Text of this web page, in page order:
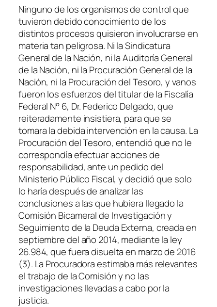
Ninguno de los organismos de control que
tuvieron debido conocimiento de los
distintos procesos quisieron involucrarse en
materia tan peligrosa. Ni la Sindicatura
General de la Nación, ni la Auditoría General
de la Nación, ni la Procuración General de la
Nación, ni la Procuración del Tesoro, y vanos
fueron los esfuerzos del titular de la Fiscalía
Federal N° 6, Dr. Federico Delgado, que
reiteradamente insistiera, para que se
tomara la debida intervención en la causa. La
Procuración del Tesoro, entendió que no le
correspondía efectuar acciones de
responsabilidad, ante un pedido del
Ministerio Público Fiscal, y decidió que solo
lo haría después de analizar las
conclusiones a las que hubiera llegado la
Comisión Bicameral de Investigación y
Seguimiento de la Deuda Externa, creada en
septiembre del año 2014, mediante la ley
26.984, que fuera disuelta en marzo de 2016
(3). La Procuradora estimaba más relevantes
el trabajo de la Comisión y no las
investigaciones llevadas a cabo por la
justicia.